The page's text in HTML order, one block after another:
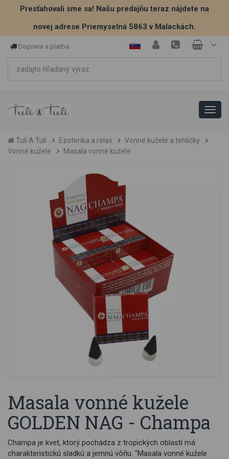
Presťahovali sme sa! Našu predajňu teraz nájdete na
novej adrese Priemyselná 5863 v Malackách.
Doprava a platba
Ťuli A Ťuli Ezoterika a relax
Vonné kužele a tehličky
Vonné kužele
Masala vonné kužele
Masala vonné kužele
GOLDEN NAG - Champa
Champa je kvet, ktorý pochádza z tropických oblastí má
charakteristickú sladkú a jemnú vôňu. "Masala vonné kužele